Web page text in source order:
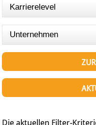
Karrierelevel
Unternehmen
Die aktuellen Filter-